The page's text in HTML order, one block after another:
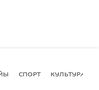
СПОРТ КУЛЬТУРӔ